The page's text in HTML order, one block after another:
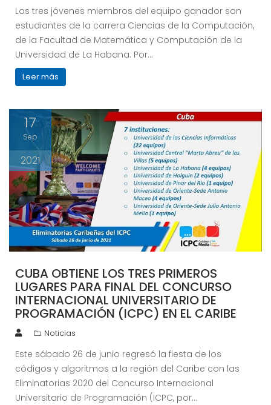
Los tres jóvenes miembros del equipo ganador son
estudiantes de la carrera Ciencias de la Computación,
de la Facultad de Matemática y Computación de la
Universidad de La Habana. Por…
Leer más
17
Sep
2021
CUBA OBTIENE LOS TRES PRIMEROS
LUGARES PARA FINAL DEL CONCURSO
INTERNACIONAL UNIVERSITARIO DE
PROGRAMACIÓN (ICPC) EN EL CARIBE
Noticias
Este sábado 26 de junio regresó la fiesta de los
códigos y algoritmos a la región del Caribe con las
Eliminatorias 2020 del Concurso Internacional
Universitario de Programación (ICPC, por…